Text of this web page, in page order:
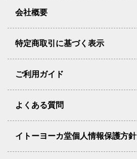
会社概要
特定商取引に基づく表示
ご利用ガイド
よくある質問
イトーヨーカ堂個人情報保護方針